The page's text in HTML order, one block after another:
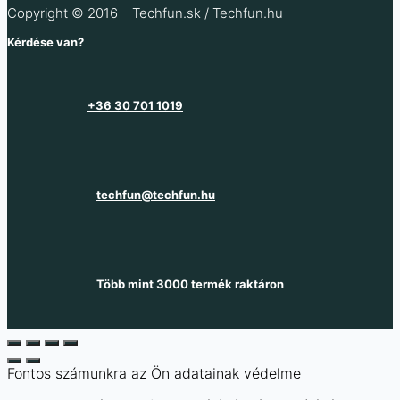
Copyright © 2016 – Techfun.sk / Techfun.hu
Kérdése van?
+36 30 701 1019
techfun@techfun.hu
Több mint 3000 termék raktáron
Fontos számunkra az Ön adatainak védelme